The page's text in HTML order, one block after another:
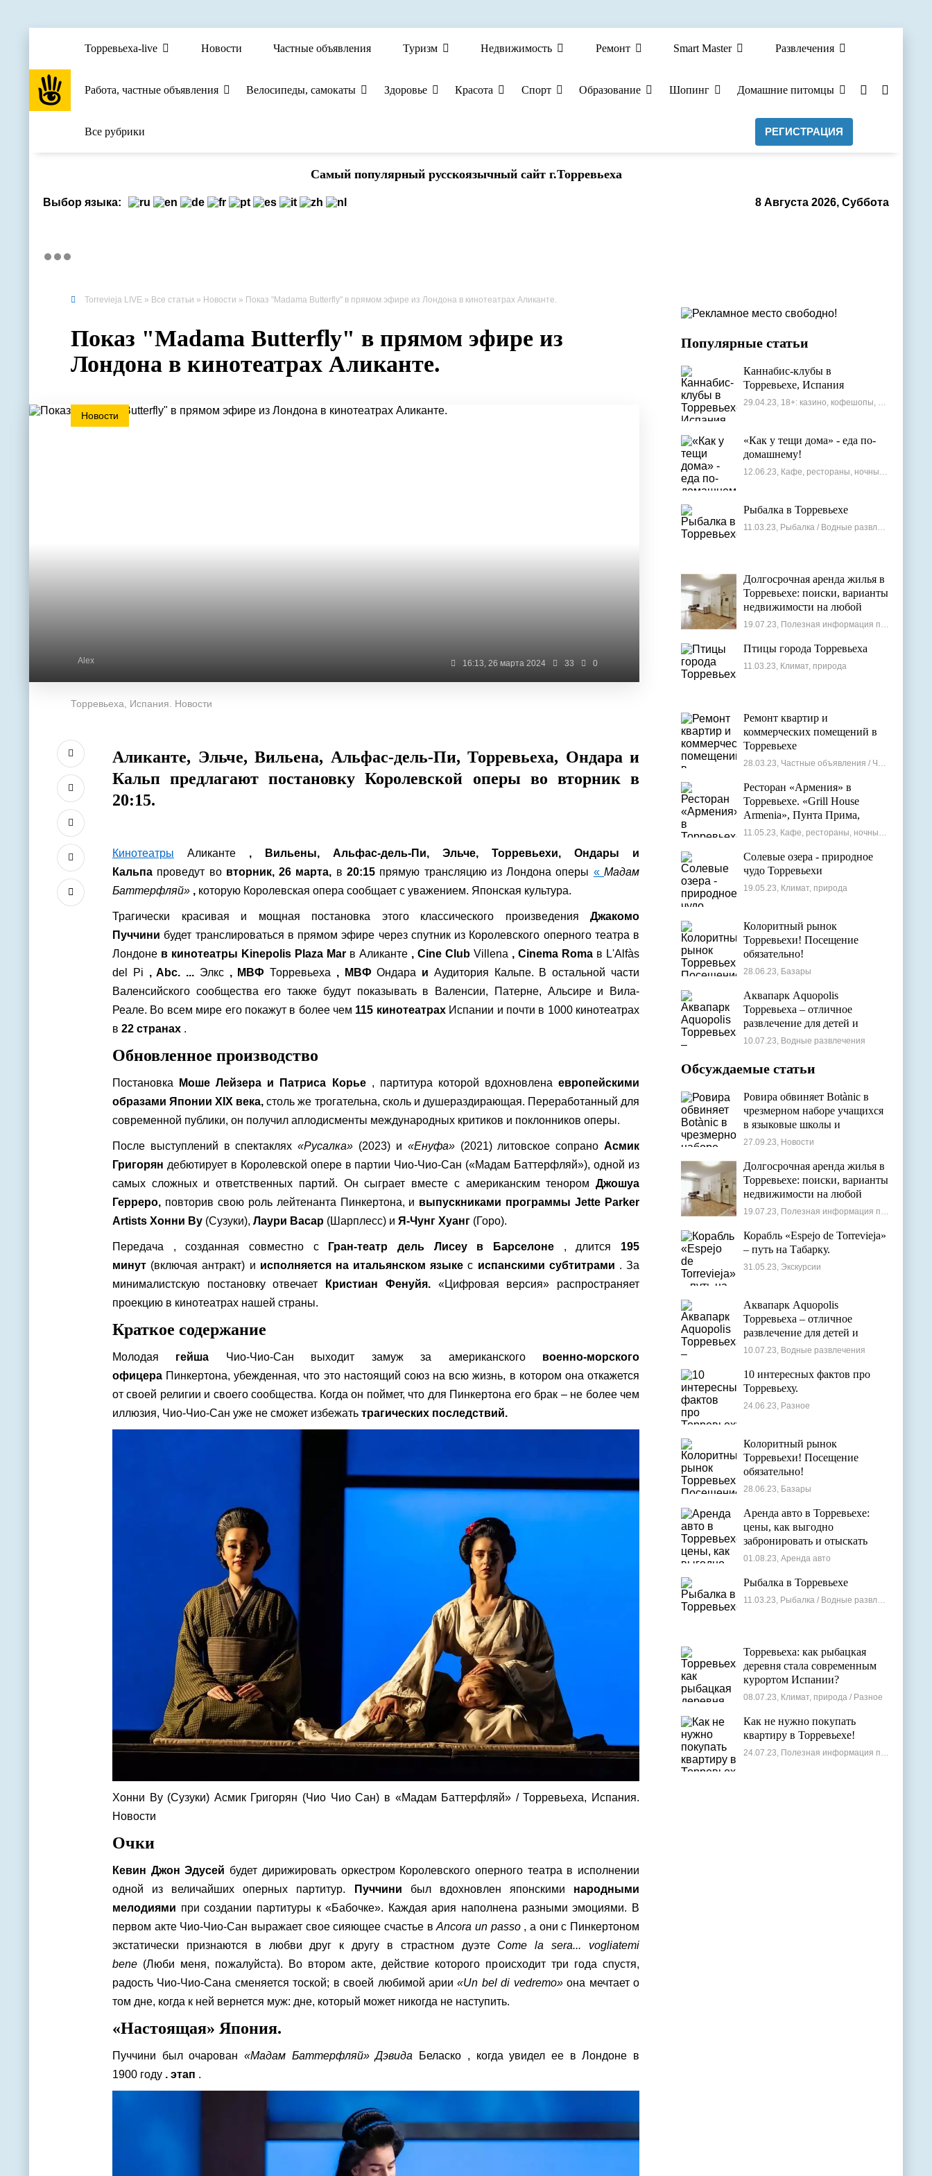
Торревьеха-live Новости Частные объявления Туризм Недвижимость Ремонт Smart Master Развлечения
Работа, частные объявления Велосипеды, самокаты Здоровье Красота Спорт Образование Шопинг Домашние питомцы
Все рубрики РЕГИСТРАЦИЯ
Cамый популярный русскоязычный сайт г.Торревьеха
8 Августа 2026, Суббота
Выбор языка:
Torrevieja LIVE » Все статьи » Новости » Показ "Madama Butterfly" в прямом эфире из Лондона в кинотеатрах Аликанте.
Показ "Madama Butterfly" в прямом эфире из
Лондона в кинотеатрах Аликанте.
Новости
Alex 16:13, 26 марта 2024 33 0
Торревьеха, Испания. Новости
Аликанте, Эльче, Вильена, Альфас-дель-Пи, Торревьеха, Ондара и
Кальп предлагают постановку Королевской оперы во вторник в
20:15.
Кинотеатры Аликанте , Вильены, Альфас-дель-Пи, Эльче, Торревьехи, Ондары и
Кальпа проведут во вторник, 26 марта, в20:15 прямую трансляцию из Лондона оперы «Мадам
Баттерфляй» , которую Королевская опера сообщает с уважением. Японская культура.
Трагически красивая и мощная постановка этого классического произведения Джакомо
Пуччини будет транслироваться в прямом эфире через спутник из Королевского оперного театра в
Лондоне в кинотеатры Kinepolis Plaza Mar в Аликанте , Cine Club Villena , Cinema Roma в L'Alfàs
del Pi , Abc. ... Элкс , МВФ Торревьеха , МВФ Ондара и Аудитория Кальпе. В остальной части
Валенсийского сообщества его также будут показывать в Валенсии, Патерне, Альсире и Вила-
Реале. Во всем мире его покажут в более чем 115 кинотеатрахИспании и почти в 1000 кинотеатрах
в 22 странах .
Обновленное производство
Постановка Моше Лейзера и Патриса Корье, партитура которой вдохновлена​​европейскими
образами Японии XIX века, столь же трогательна, сколь и душераздирающая. Переработанный для
современной публики, он получил аплодисменты международных критиков и поклонников оперы.
После выступлений в спектаклях«Русалка» (2023) и «Енуфа»(2021) литовское сопраноАсмик
Григорян дебютирует в Королевской опере в партии Чио-Чио-Сан («Мадам Баттерфляй»), одной из
самых сложных и ответственных партий. Он сыграет вместе с американским тенором Джошуа
Герреро, повторив свою роль лейтенанта Пинкертона, и выпускниками программы Jette Parker
Artists Хонни Ву (Сузуки), Лаури Васар (Шарплесс) и Я-Чунг Хуанг (Горо).
Передача , созданная совместно с Гран-театр дель Лисеу в Барселоне , длится 195
минут (включая антракт) и исполняется на итальянском языке с испанскими субтитрами . За
минималистскую постановку отвечает
Кристиан Фенуйя. «Цифровая версия» распространяет
проекцию в кинотеатрах нашей страны.
Краткое содержание
Молодая гейша Чио-Чио-Сан выходит замуж за американского военно-морского
офицера Пинкертона, убежденная, что это настоящий союз на всю жизнь, в котором она откажется
от своей религии и своего сообщества. Когда он поймет, что для Пинкертона его брак – не более чем
иллюзия, Чио-Чио-Сан уже не сможет избежать трагических последствий.
Хонни Ву (Сузуки) Асмик Григорян (Чио Чио Сан) в «Мадам Баттерфляй» / Торревьеха, Испания.
Новости
Очки
Кевин Джон Эдусей будет дирижировать оркестром Королевского оперного театра в исполнении
одной из величайших оперных партитур.
Пуччини был вдохновлен японскими народными
мелодиями при создании партитуры к «Бабочке». Каждая ария наполнена разными эмоциями. В
первом акте Чио-Чио-Сан выражает свое сияющее счастье вAncora un passo, а они с Пинкертоном
экстатически признаются в любви друг к другу в страстном дуэте Come la sera... vogliatemi
bene (Люби меня, пожалуйста). Во втором акте, действие которого происходит три года спустя,
радость Чио-Чио-Сана сменяется тоской; в своей любимой арии«Un bel di vedremo»она мечтает о
том дне, когда к ней вернется муж: дне, который может никогда не наступить.
«Настоящая» Япония.
Пуччини был очарован«Мадам Баттерфляй»Дэвида Беласко , когда увидел ее в Лондоне в
1900 году . этап .
Популярные статьи
Каннабис-клубы в
Торревьехе, Испания
29.04.23, 18+: казино, кофешопы, стрип-бары
«Как у тещи дома» - еда по-
домашнему!
12.06.23, Кафе, рестораны, ночные клубы
Рыбалка в Торревьехе
11.03.23, Рыбалка / Водные развлечения
Долгосрочная аренда жилья в
Торревьехе: поиски, варианты
недвижимости на любой
бюджет
19.07.23, Полезная информация по недвижимости
Птицы города Торревьеха
11.03.23, Климат, природа
Ремонт квартир и
коммерческих помещений в
Торревьехе
28.03.23, Частные объявления / Частные мастера
Ресторан «Армения» в
Торревьехе. «Grill House
Armenia», Пунта Прима,
Испания
11.05.23, Кафе, рестораны, ночные клубы
Солевые озера - природное
чудо Торревьехи
19.05.23, Климат, природа
Колоритный рынок
Торревьехи! Посещение
обязательно!
28.06.23, Базары
Аквапарк Aquopolis
Торревьеха – отличное
развлечение для детей и
взрослых
10.07.23, Водные развлечения
Обсуждаемые статьи
Ровира обвиняет Botànic в
чрезмерном наборе учащихся
в языковые школы и
проблемах с ассигнованиями
27.09.23, Новости
Долгосрочная аренда жилья в
Торревьехе: поиски, варианты
недвижимости на любой
бюджет
19.07.23, Полезная информация по недвижимости
Корабль «Espejo de Torrevieja»
– путь на Табарку.
31.05.23, Экскурсии
Аквапарк Aquopolis
Торревьеха – отличное
развлечение для детей и
взрослых
10.07.23, Водные развлечения
10 интересных фактов про
Торревьеху.
24.06.23, Разное
Колоритный рынок
Торревьехи! Посещение
обязательно!
28.06.23, Базары
Аренда авто в Торревьехе:
цены, как выгодно
забронировать и отыскать
лучшие варианты
01.08.23, Аренда авто
Рыбалка в Торревьехе
11.03.23, Рыбалка / Водные развлечения
Торревьеха: как рыбацкая
деревня стала современным
курортом Испании?
08.07.23, Климат, природа / Разное
Как не нужно покупать
квартиру в Торревьехе!
24.07.23, Полезная информация по недвижимости